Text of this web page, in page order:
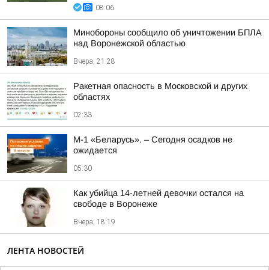
08:06
Минобороны сообщило об уничтожении БПЛА
над Воронежской областью
Вчера, 21:28
Ракетная опасность в Московской и других
областях
02:33
М-1 «Беларусь». – Сегодня осадков не
ожидается
05:30
Как убийца 14-летней девочки остался на
свободе в Воронеже
Вчера, 18:19
ЛЕНТА НОВОСТЕЙ